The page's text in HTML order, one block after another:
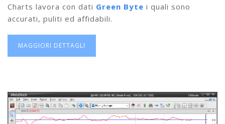
Charts lavora con dati Green Byte i quali sono
accurati, puliti ed affidabili.
MAGGIORI DETTAGLI